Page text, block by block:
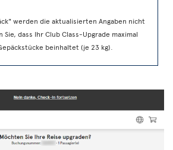
werden die aktualisierten Angaben nicht
Sie, dass Ihr Club Class-Upgrade maximal
beinhaltet (je 23 kg).